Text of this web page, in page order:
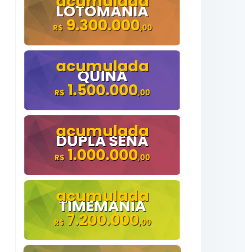
LOTOMANIA
9.300.000
QUINA
1.500.000
DUPLA SENA
1.000.000
TIMEMANIA
7.200.000